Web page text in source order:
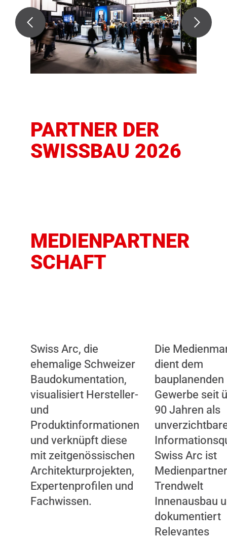
PARTNER DER
SWISSBAU 2026
MEDIENPARTNER
SCHAFT
Swiss Arc, die
ehemalige Schweizer
Baudokumentation,
visualisiert Hersteller-
und
Produktinformationen
und verknüpft diese
mit zeitgenössischen
Architekturprojekten,
Expertenprofilen und
Fachwissen.
Die
dient dem
bauplanenden
Gewerbe seit
90 Jahren als
Swiss Arc ist
Trendwelt
Innenausbau
dokumentiert
Relevantes